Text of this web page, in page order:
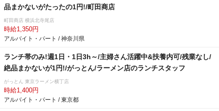
品まかないがたったの1円!/町田商店
町田商店 横浜北寺尾店
時給1,350円
アルバイト・パート / 神奈川県
ランチ帯のみ!週1日・1日3h～/主婦さん活躍中&扶養内可/残業なし/
絶品まかないが1円!/がっとん/ラーメン店のランチスタッフ
がっとん 東京ラーメン横丁店
時給1,400円
アルバイト・パート / 東京都